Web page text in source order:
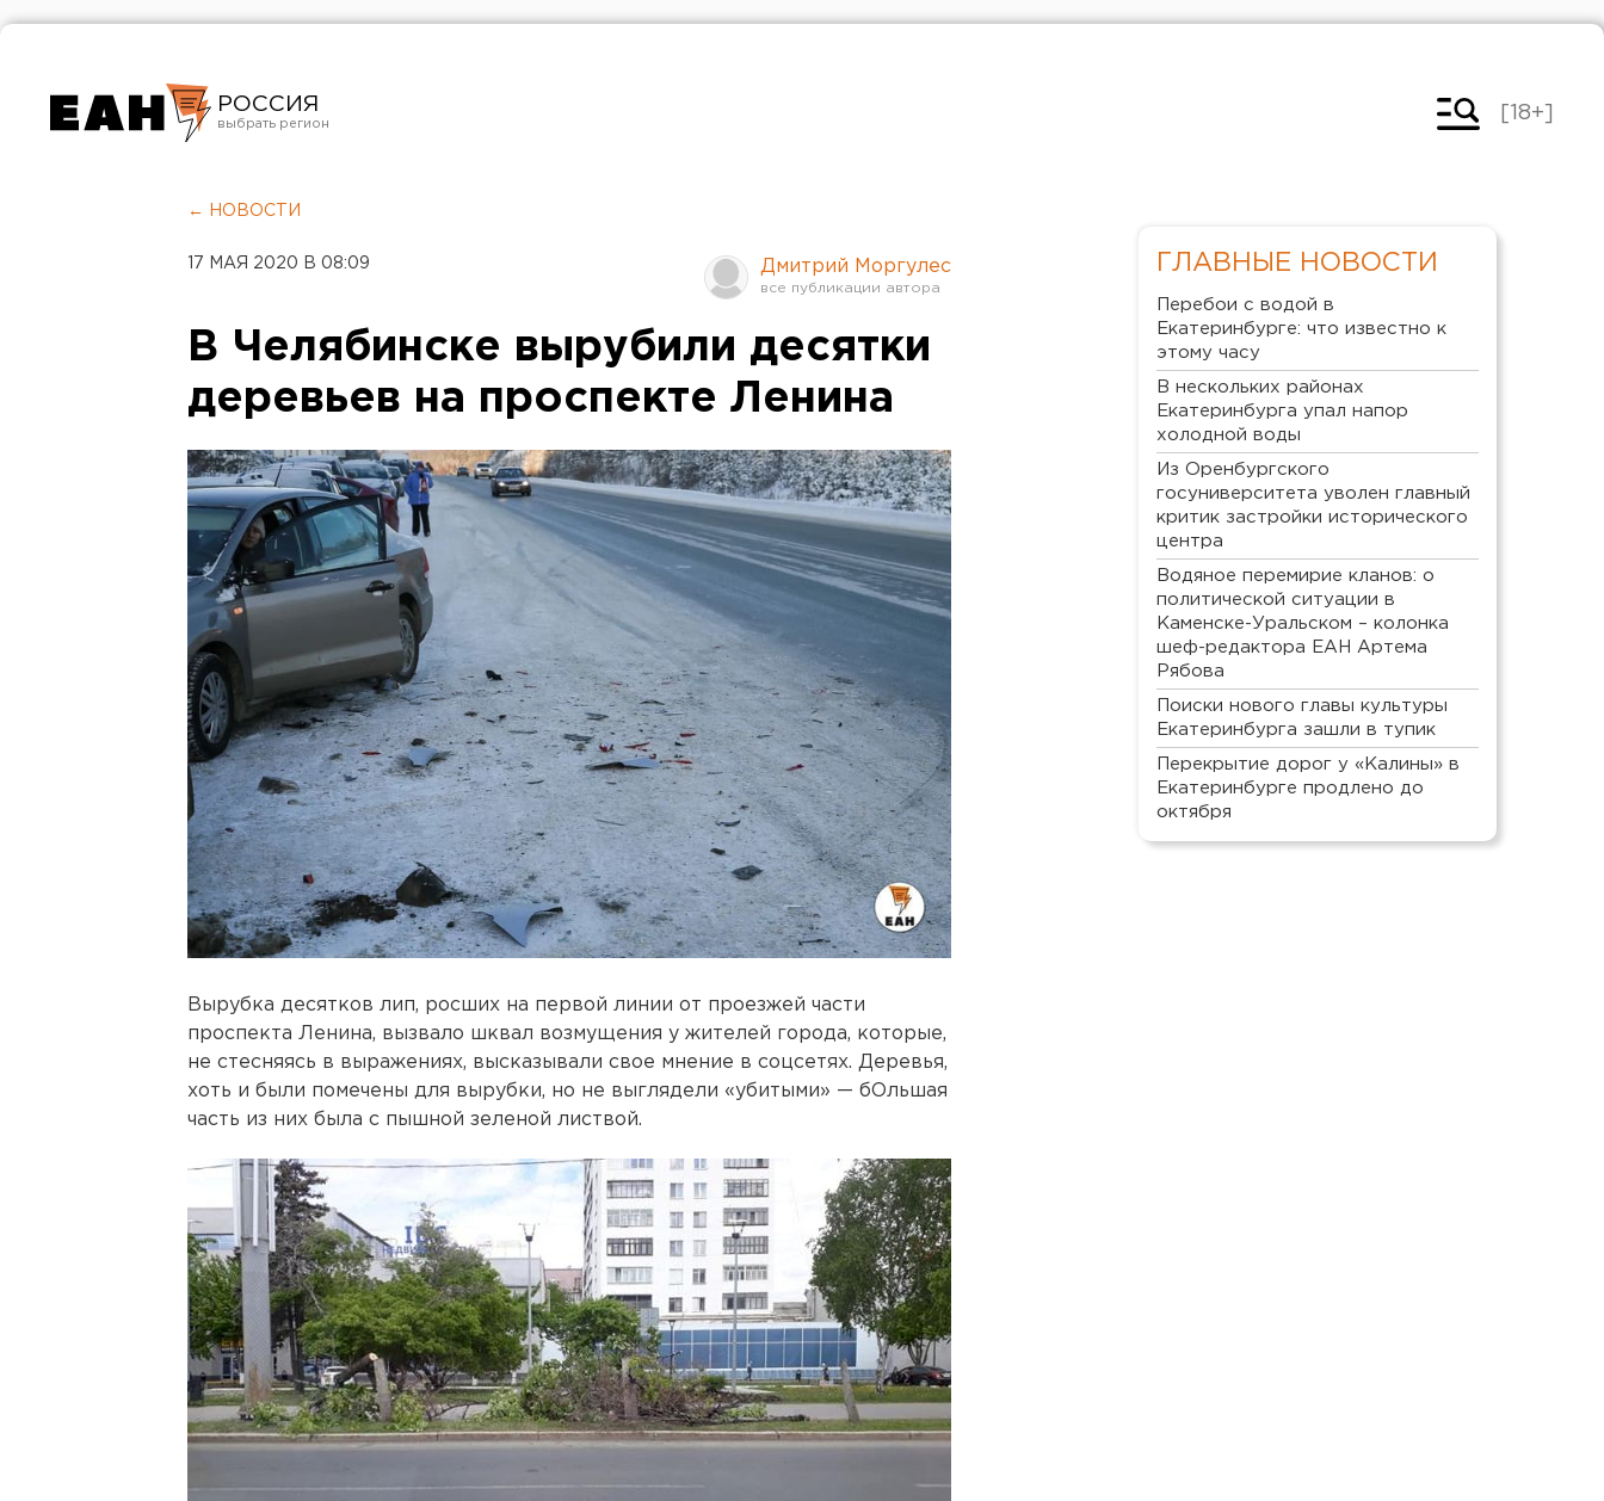
РОССИЯ
Челябинск
[18+]
← НОВОСТИ
17 МАЯ 2020 В 08:09 Дмитрий Моргулес
В Челябинске вырубили десятки
деревьев на проспекте Ленина
Вырубка десятков лип, росших на первой линии от проезжей части
проспекта Ленина, вызвало шквал возмущения у жителей города, которые,
не стесняясь в выражениях, высказывали свое мнение в соцсетях. Деревья,
хоть и были помечены для вырубки, но не выглядели «убитыми» — бОльшая
часть из них была с пышной зеленой листвой.
ГЛАВНЫЕ НОВОСТИ
Перебои с водой в
Екатеринбурге: что известно к
этому часу
В нескольких районах
Екатеринбурга упал напор
холодной воды
Из Оренбургского
госуниверситета уволен главный
критик застройки исторического
центра
Водяное перемирие кланов: о
политической ситуации в
Каменске-Уральском – колонка
шеф-редактора ЕАН Артема
Рябова
Поиски нового главы культуры
Екатеринбурга зашли в тупик
Перекрытие дорог у «Калины» в
Екатеринбурге продлено до
октября